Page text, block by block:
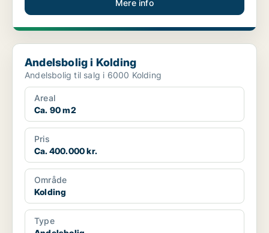
Mere info
Andelsbolig i Kolding
Andelsbolig i Kolding
Andelsbolig til salg i 6000 Kolding
Areal
Ca. 90 m2
Pris
Ca. 400.000 kr.
Område
Kolding
Type